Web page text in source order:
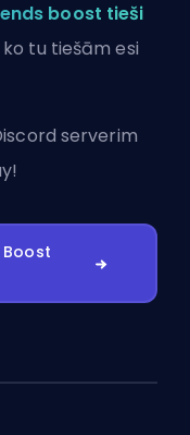
boost tieši
tu tiešām esi
serverim
Boost